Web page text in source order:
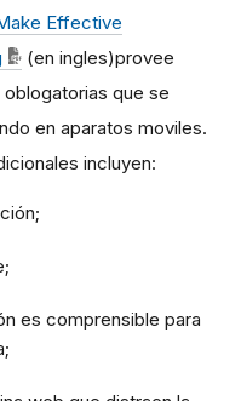
Effective
(en ingles)provee
que se
en aparatos moviles.
incluyen:
es comprensible para